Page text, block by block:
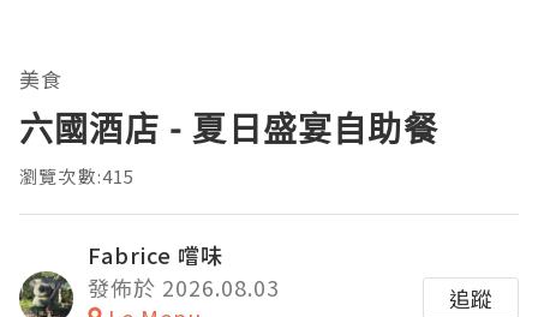
美食
六國酒店 - 夏日盛宴自助餐
瀏覽次數:415
Fabrice 嚐味
發佈於 2026.08.03
追蹤